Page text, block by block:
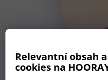
Relevantní obsah
cookies na